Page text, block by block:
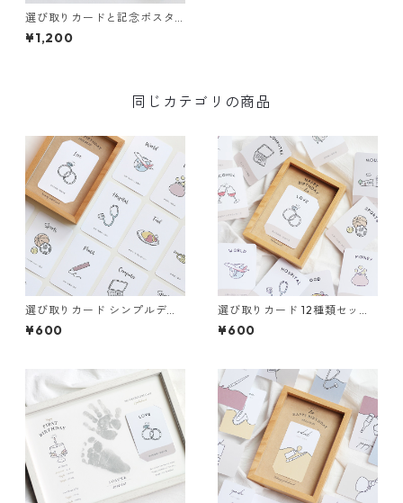
選び取りカードと記念ポスタ
ー セット 手足型デザイン
¥1,200
同じカテゴリの商品
選び取りカード シンプルデザ
イン 台紙付き
¥600
選び取りカード 12種類セット
バイカラーデザイン 台紙付き
¥600